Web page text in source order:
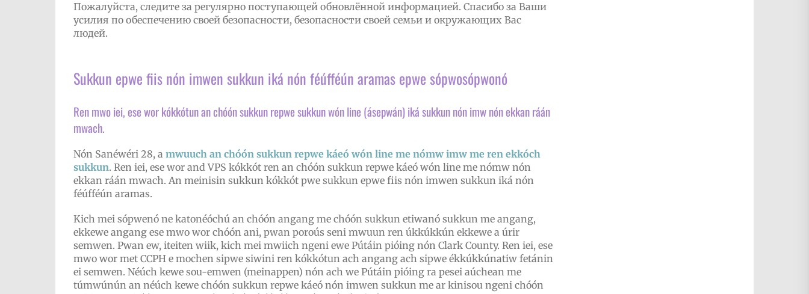
Пожалуйста, следите за регулярно поступающей обновлённой информацией. Спасибо за Ваши
усилия по обеспечению своей безопасности, безопасности своей семьи и окружающих Вас
людей.
Sukkun epwe fiis nón imwen sukkun iká nón féúfféún aramas epwe sópwosópwonó
Ren mwo iei, ese wor kókkótun an chóón sukkun repwe sukkun wón line (ásepwán) iká sukkun nón imw nón ekkan ráán
mwach.
Nón Sanéwéri 28, a mwuuch an chóón sukkun repwe káeó wón line me nómw imw me ren ekkóch
sukkun. Ren iei, ese wor and VPS kókkót ren an chóón sukkun repwe káeó wón line me nómw nón
ekkan ráán mwach. An meinisin sukkun kókkót pwe sukkun epwe fiis nón imwen sukkun iká nón
féúfféún aramas.
Kich mei sópwenó ne katonéóchú an chóón angang me chóón sukkun etiwanó sukkun me angang,
ekkewe angang ese mwo wor chóón ani, pwan poroús seni mwuun ren úkkúkkún ekkewe a úrir
semwen. Pwan ew, iteiten wiik, kich mei mwiich ngeni ewe Pútáin pióing nón Clark County. Ren iei, ese
mwo wor met CCPH e mochen sipwe siwini ren kókkótun ach angang ach sipwe ékkúkkúnatiw fetánin
ei semwen. Néúch kewe sou-emwen (meinappen) nón ach we Pútáin pióing ra pesei aúchean me
túmwúnún an néúch kewe chóón sukkun repwe káeó nón imwen sukkun me ar kinisou ngeni chóón